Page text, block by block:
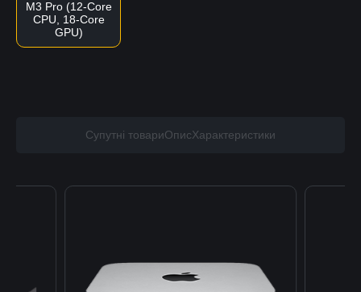
M3 Pro (12-Core
CPU, 18-Core
GPU)
Супутні товариОписХарактеристики